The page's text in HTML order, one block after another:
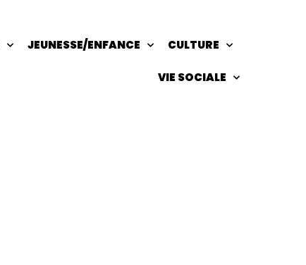
JEUNESSE/ENFANCE CULTURE
VIE SOCIALE